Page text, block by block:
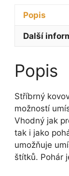
Popis
Další
Popis
Stříbrný
možností
Vhodný jak
tak i jako
umožňuje
štítků. Pohár